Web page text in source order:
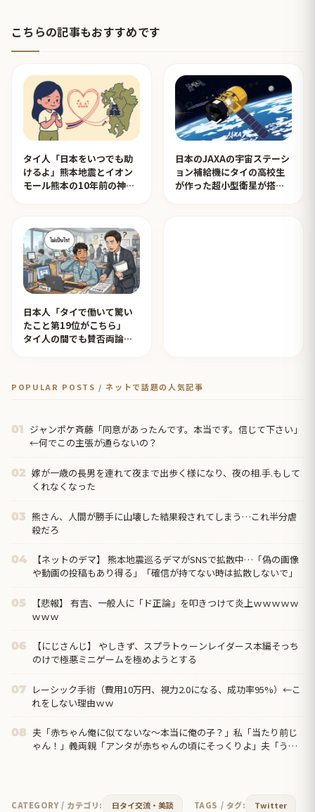
こちらの記事もおすすめです
タイ人「日本をいつでも助
けるよ」熊本地震とイオン
モール熊本の10年前の神対
日本のJAXAの宇宙ステーシ
ョン補給機にタイの高校生
が作った超小型衛星が搭載
日本人「タイで働いて驚い
たこと第19位がこちら」
タイ人の間でも賛否両論
POPULAR POSTS / ネットで話題の人気記事
01 ジャンポケ斉藤「同意があったんです。本当です。信じて下さい」
←何でこの主張が通らないの？
02 嫁が一歳の長男を連れて夜まで出歩く様になり、夜の相.手.もして
くれなくなった
03 熊さん、人間が勝手に山壊した結果殺されてしまう…これ半分虐
殺だろ
04
【ネットのデマ】 熊本地震巡るデマがSNSで拡散中…「偽の画像
や動画の投稿もあり得る」「確信が持てない時は拡散しないで」
05
【悲報】 有吉、一般人に「ド正論」を叩きつけて炎上ｗｗｗｗｗ
ｗｗｗ
06
【にじさんじ】 やしきず、スプラトゥーンレイダース本編そっち
のけで極悪ミニゲームを極めようとする
07
レーシック手術（費用10万円、視力2.0になる、成功率95%）←こ
れをしない理由ｗｗ
08 夫「赤ちゃん俺に似てないな～本当に俺の子？」私「当たり前じ
ゃん！」義両親「アンタが赤ちゃんの頃にそっくりよ」夫「うー
CATEGORY / カテゴリ: 日タイ交流・美談 TAGS / タグ:
Twitter